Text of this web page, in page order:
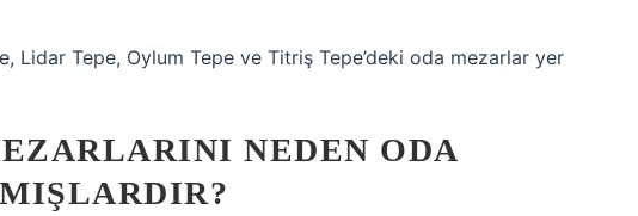
Lidar Tepe, Oylum Tepe ve Titriş Tepe’deki oda mezarlar yer
NEDEN ODA